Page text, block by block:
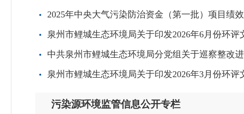
2025年中央大气污染防治资金（第一批）项目绩
泉州市鲤城生态环境局关于印发2026年6月份环
中共泉州市鲤城生态环境局分党组关于巡察整改
泉州市鲤城生态环境局关于印发2026年3月份环
污染源环境监管信息公开专栏